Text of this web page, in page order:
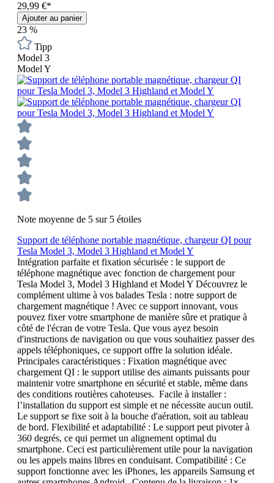
29,99 €*
Ajouter au panier
23 %
Tipp
Model 3
Model Y
Note moyenne de 5 sur 5 étoiles
Support de téléphone portable magnétique, chargeur QI pour
Tesla Model 3, Model 3 Highland et Model Y
Intégration parfaite et fixation sécurisée : le support de
téléphone magnétique avec fonction de chargement pour
Tesla Model 3, Model 3 Highland et Model Y Découvrez le
complément ultime à vos balades Tesla : notre support de
chargement magnétique ! Avec ce support innovant, vous
pouvez fixer votre smartphone de manière sûre et pratique à
côté de l'écran de votre Tesla. Que vous ayez besoin
d'instructions de navigation ou que vous souhaitiez passer des
appels téléphoniques, ce support offre la solution idéale.
Principales caractéristiques : Fixation magnétique avec
chargement QI : le support utilise des aimants puissants pour
maintenir votre smartphone en sécurité et stable, même dans
des conditions routières cahoteuses. Facile à installer :
l’installation du support est simple et ne nécessite aucun outil.
Le support se fixe soit à la bouche d'aération, soit au tableau
de bord. Flexibilité et adaptabilité : Le support peut pivoter à
360 degrés, ce qui permet un alignement optimal du
smartphone. Ceci est particulièrement utile pour la navigation
ou les appels mains libres en conduisant. Compatibilité : Ce
support fonctionne avec les iPhones, les appareils Samsung et